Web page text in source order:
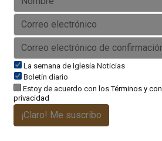
La semana de Iglesia Noticias
Boletín diario
Estoy de acuerdo con losTérminos y
privacidad
¡Claro! Me suscribo